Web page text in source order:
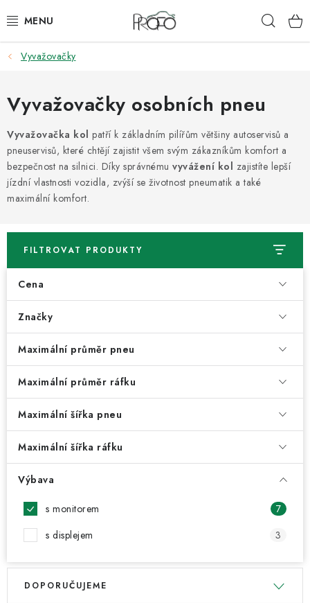
na
ZVEDÁKY
ZOUVAČKY
VYVAŽOVAČKY
GEOMETRIE
AUTOMATICKÉ PŘEVODOVKY
ODSÁVÁNÍ
TECHNICKÁ VÝUKA
BRZDY
MYCÍ STOLY
Blog
Doprava & platby
Obchodní podmínky
Vyvažovačky
Vyvažovačky osobních pneu
Vyvažovačka kol patří k základním pilířům většiny autoservisů a
pneuservisů, které chtějí zajistit všem svým zákazníkům komfort a
bezpečnost na silnici. Díky správnému vyvážení kol zajistíte lepší
jízdní vlastnosti vozidla, zvýší se životnost pneumatik a také
maximální komfort.
FILTROVAT PRODUKTY
Cena
Značky
Maximální průměr pneu
Maximální průměr ráfku
Maximální šířka pneu
Maximální šířka ráfku
Výbava
s monitorem
7
s displejem
3
V
Ř
DOPORUČUJEME